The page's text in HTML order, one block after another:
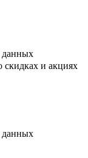
данных
скидках и акциях
данных